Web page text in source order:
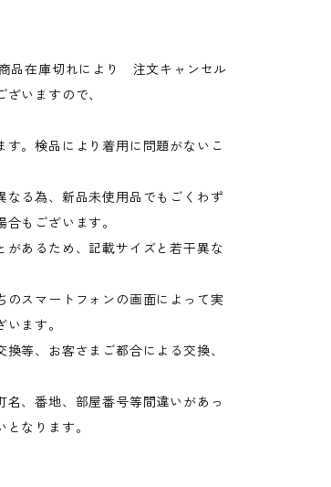
品在庫切れにより 注文キャンセル
いますので、
す。検品により着用に問題がないこ
る為、新品未使用品でもごくわず
もございます。
があるため、記載サイズと若干異な
のスマートフォンの画面によって実
ます。
換等、お客さまご都合による交換、
名、番地、部屋番号等間違いがあっ
なります。